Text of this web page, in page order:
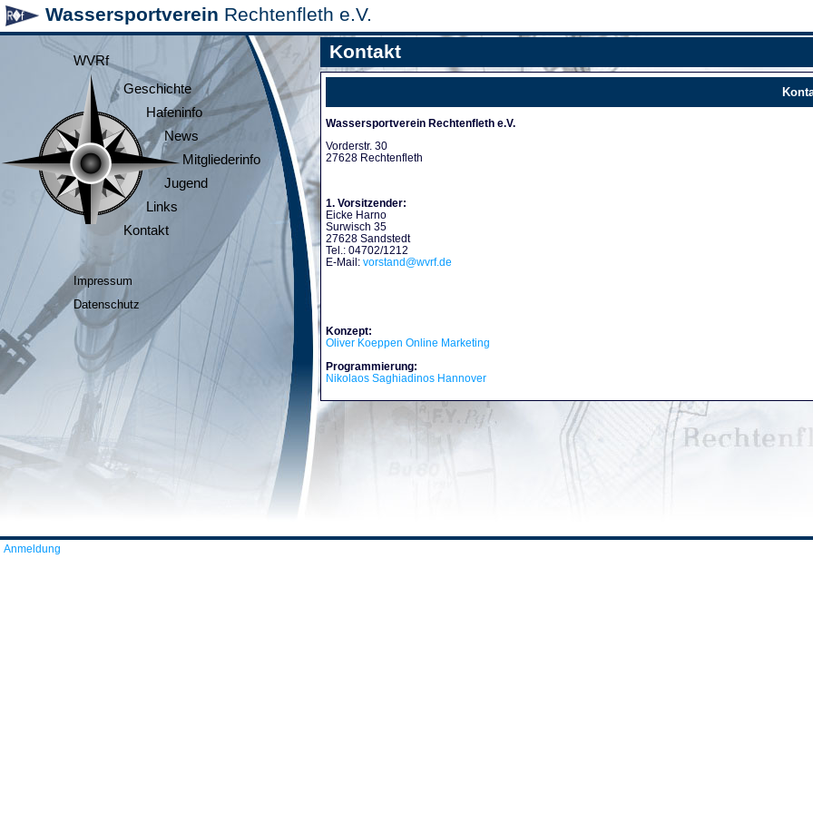
Wassersportverein Rechtenfleth e.V.
WVRf
Geschichte
Hafeninfo
News
Mitgliederinfo
Jugend
Links
Kontakt
Impressum
Datenschutz
Kontakt
Wassersportverein Rechtenfleth e.V.
Vorderstr. 30
27628 Rechtenfleth
1. Vorsitzender:
Eicke Harno
Surwisch 35
27628 Sandstedt
Tel.: 04702/1212
E-Mail: vorstand@wvrf.de
Konzept:
Oliver Koeppen Online Marketing
Programmierung:
Nikolaos Saghiadinos Hannover
Anmeldung